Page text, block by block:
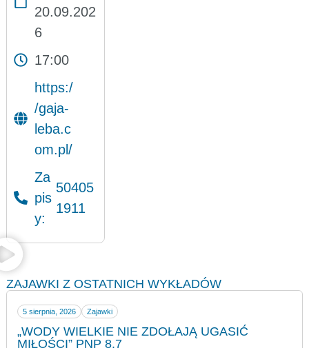
20.09.202
6
17:00
https:/
/gaja-
leba.c
om.pl/
Za
pis
y:
50405
1911
ZAJAWKI Z OSTATNICH WYKŁADÓW
5 sierpnia, 2026 Zajawki
„WODY WIELKIE NIE ZDOŁAJĄ UGASIĆ
MIŁOŚCI” PNP 8.7